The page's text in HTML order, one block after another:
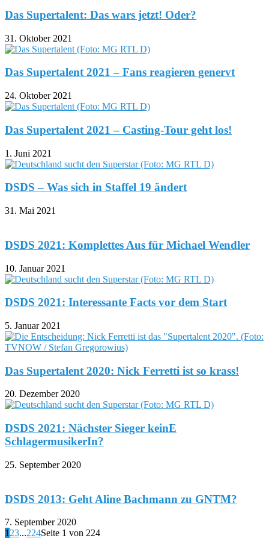
Das Supertalent: Das wars jetzt! Oder?
31. Oktober 2021
Das Supertalent 2021 – Fans reagieren genervt
24. Oktober 2021
Das Supertalent 2021 – Casting-Tour geht los!
1. Juni 2021
DSDS – Was sich in Staffel 19 ändert
31. Mai 2021
DSDS 2021: Komplettes Aus für Michael Wendler
10. Januar 2021
DSDS 2021: Interessante Facts vor dem Start
5. Januar 2021
Das Supertalent 2020: Nick Ferretti ist so krass!
20. Dezember 2020
DSDS 2021: Nächster Sieger keinE
SchlagermusikerIn?
25. September 2020
DSDS 2013: Geht Aline Bachmann zu GNTM?
7. September 2020
1 23...224Seite 1 von 224